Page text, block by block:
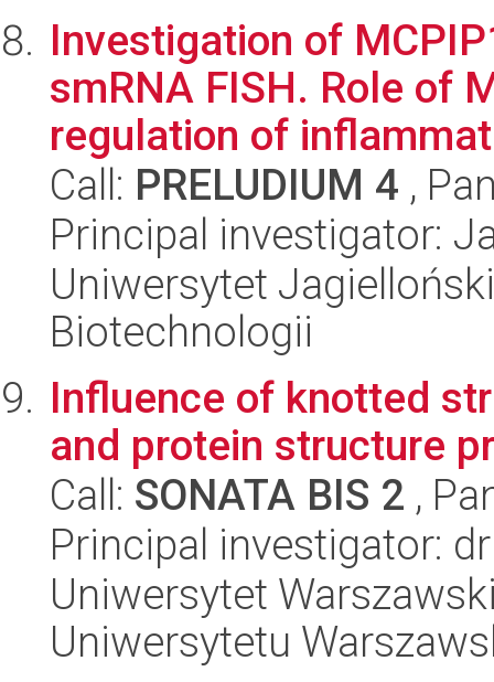
Investigation of
smRNA FISH. Role of
regulation of
Call: PRELUDIUM 4 ,
Principal investigator:
Uniwersytet
Biotechnologii
Influence of knotted
and protein structure
Call: SONATA BIS 2 ,
Principal investigator:
Uniwersytet
Uniwersytetu